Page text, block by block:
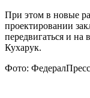
При этом в новые
проектировании
передвигаться и
Кухарук.
Фото: